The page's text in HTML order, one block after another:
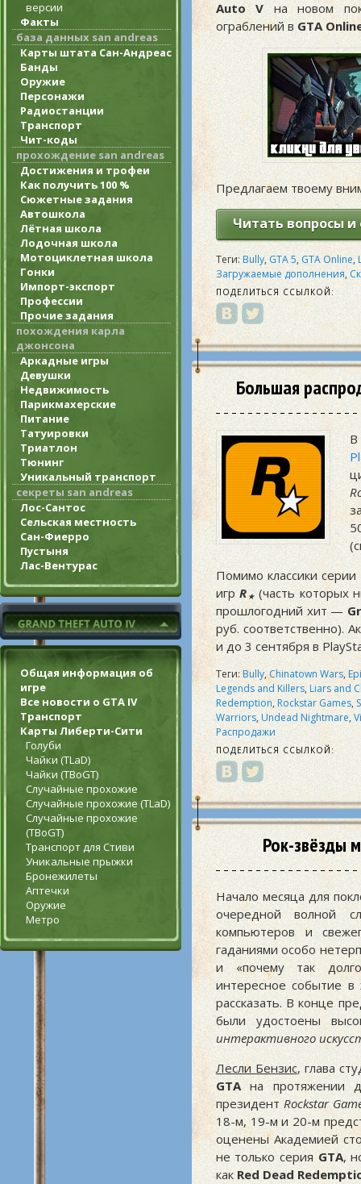
версии
Факты
база данных san andreas
Карты штата Сан-Андреас
Банды
Оружие
Персонажи
Радиостанции
Транспорт
Чит-коды
прохождение san andreas
Достижения и трофеи
Как получить 100 %
Сюжетные задания
Автошкола
Лётная школа
Лодочная школа
Мотоциклетная школа
Гонки
Импорт-экспорт
Профессии
Прочие задания
похождения карла
джонсона
Аркадные игры
Девушки
Недвижимость
Парикмахерские
Питание
Татуировки
Триатлон
Тюнинг
Уникальный транспорт
секреты san andreas
Лос-Сантос
Сельская местность
Сан-Фиерро
Пустыня
Лас-Вентурас
Общая информация об
игре
Все новости о GTA IV
Транспорт
Карты Либерти-Сити
Голуби
Чайки (TLaD)
Чайки (TBoGT)
Случайные прохожие
Случайные прохожие (TLaD)
Случайные прохожие
(TBoGT)
Транспорт для Стиви
Уникальные прыжки
Бронежилеты
Аптечки
Оружие
Метро
Auto V на новом
ограблений в GTA
Предлагаем твоему
Читать вопросы и
Теги: Bully,GTA 5,GTA Online,
Загружаемые дополнения,
ПОДЕЛИТЬСЯ ССЫЛКОЙ:
Большая
Помимо классики серии
игрR ★ (часть которых
прошлогодний хит —
руб. соответственно).
и до 3 сентября в
Теги: Bully,Chinatown Wars,
Legends and Killers,Liars and
Redemption,Rockstar Games,
Warriors,Undead Nightmare,
Распродажи
ПОДЕЛИТЬСЯ ССЫЛКОЙ:
Рок-звёзды
Начало месяца для
очередной волной
компьютеров и
гаданиями особо
и «почему так
интересное событие
рассказать. В конце
были удостоены
интерактивного
Лесли Бензис, глава
GTAна протяжении
президент Rockstar
18-м, 19-м и 20-м
оценены Академией
не только серияGTA,
как Red Dead